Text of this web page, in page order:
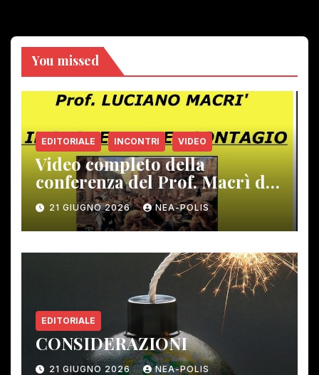
You missed
EDITORIALE INCONTRI VIDEO
Video completo della
conferenza del Prof. Macrì del
12 giugno scorso
21 GIUGNO 2026 NEA-POLIS
EDITORIALE
CONSIDERAZIONI
21 GIUGNO 2026 NEA-POLIS